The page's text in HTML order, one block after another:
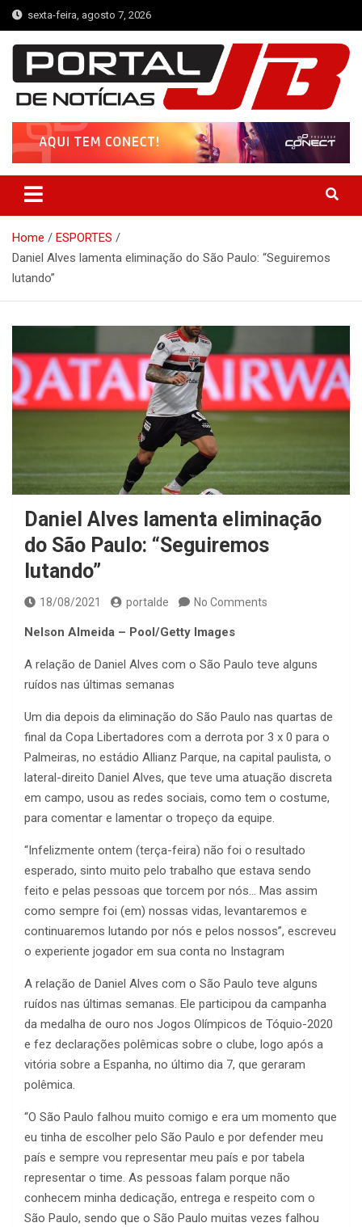
Skip
to
content
sexta-feira, agosto 7, 2026
Portal de Notícias JB
Notícias de Simplício Mendes e Região
Home
ESPORTES
Daniel Alves lamenta eliminação do São Paulo: “Seguiremos
lutando”
Daniel Alves lamenta eliminação
do São Paulo: “Seguiremos
lutando”
18/08/2021 portalde No Comments
Nelson Almeida – Pool/Getty Images
A relação de Daniel Alves com o São Paulo teve alguns
ruídos nas últimas semanas
Um dia depois da eliminação do São Paulo nas quartas de
final da Copa Libertadores com a derrota por 3 x 0 para o
Palmeiras, no estádio Allianz Parque, na capital paulista, o
lateral-direito Daniel Alves, que teve uma atuação discreta
em campo, usou as redes sociais, como tem o costume,
para comentar e lamentar o tropeço da equipe.
“Infelizmente ontem (terça-feira) não foi o resultado
esperado, sinto muito pelo trabalho que estava sendo
feito e pelas pessoas que torcem por nós… Mas assim
como sempre foi (em) nossas vidas, levantaremos e
continuaremos lutando por nós e pelos nossos”, escreveu
o experiente jogador em sua conta no Instagram
A relação de Daniel Alves com o São Paulo teve alguns
ruídos nas últimas semanas. Ele participou da campanha
da medalha de ouro nos Jogos Olímpicos de Tóquio-2020
e fez declarações polêmicas sobre o clube, logo após a
vitória sobre a Espanha, no último dia 7, que geraram
polêmica.
“O São Paulo falhou muito comigo e era um momento que
eu tinha de escolher pelo São Paulo e por defender meu
país e sempre vou representar meu país e por tabela
representar o time. As pessoas falam porque não
conhecem minha dedicação, entrega e respeito com o
São Paulo, sendo que o São Paulo muitas vezes falhou